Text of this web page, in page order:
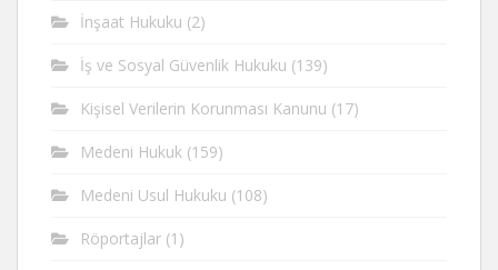
İnşaat Hukuku (2)
İş ve Sosyal Güvenlik Hukuku (139)
Kişisel Verilerin Korunması Kanunu (17)
Medeni Hukuk (159)
Medeni Usul Hukuku (108)
Röportajlar (1)